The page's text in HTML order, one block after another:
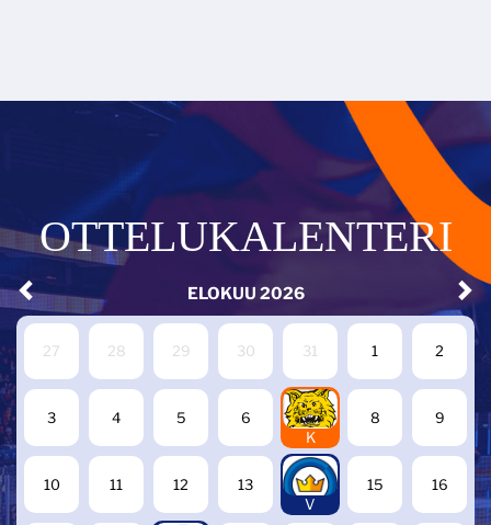
OTTELUKALENTERI
ELOKUU 2026
27 28 29 30 31 1 2
3 4 5 6
7
K
8 9
10 11 12 13
14
V
15 16